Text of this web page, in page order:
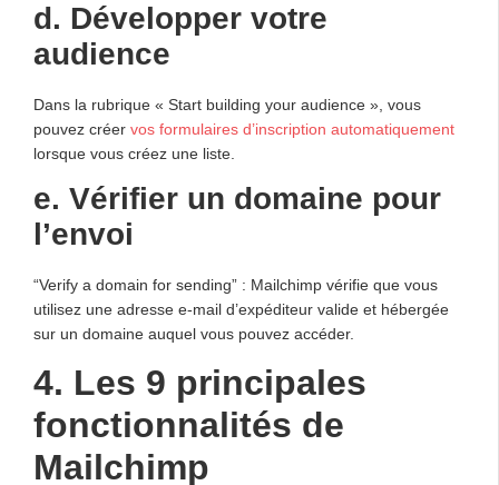
d. Développer votre
audience
Dans la rubrique « Start building your audience », vous
pouvez créer vos formulaires d’inscription automatiquement
lorsque vous créez une liste.
e. Vérifier un domaine pour
l’envoi
“Verify a domain for sending” : Mailchimp vérifie que vous
utilisez une adresse e-mail d’expéditeur valide et hébergée
sur un domaine auquel vous pouvez accéder.
4. Les 9 principales
fonctionnalités de
Mailchimp